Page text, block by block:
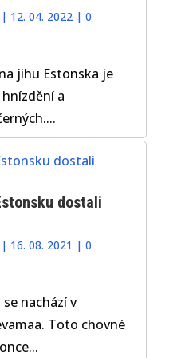
| 12. 04. 2022 |0
jihu Estonska je
a
dostali
| 16. 08. 2021 |0
nachází v
Toto chovné